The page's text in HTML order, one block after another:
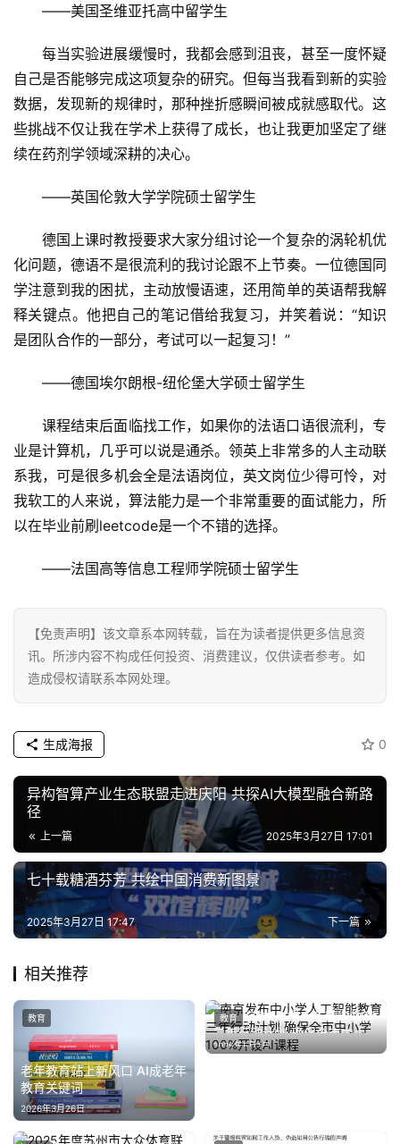
——美国圣维亚托高中留学生
每当实验进展缓慢时，我都会感到沮丧，甚至一度怀疑
自己是否能够完成这项复杂的研究。但每当我看到新的实验
数据，发现新的规律时，那种挫折感瞬间被成就感取代。这
些挑战不仅让我在学术上获得了成长，也让我更加坚定了继
续在药剂学领域深耕的决心。
——英国伦敦大学学院硕士留学生
德国上课时教授要求大家分组讨论一个复杂的涡轮机优
化问题，德语不是很流利的我讨论跟不上节奏。一位德国同
学注意到我的困扰，主动放慢语速，还用简单的英语帮我解
释关键点。他把自己的笔记借给我复习，并笑着说：“知识
是团队合作的一部分，考试可以一起复习 ！”
——德国埃尔朗根-纽伦堡大学硕士留学生
课程结束后面临找工作，如果你的法语口语很流利，专
业是计算机，几乎可以说是通杀。领英上非常多的人主动联
系我，可是很多机会全是法语岗位，英文岗位少得可怜，对
我软工的人来说，算法能力是一个非常重要的面试能力，所
以在毕业前刷leetcode是一个不错的选择。
——法国高等信息工程师学院硕士留学生
【免责声明】该文章系本网转载，旨在为读者提供更多信息资
讯。所涉内容不构成任何投资、消费建议，仅供读者参考。如
造成侵权请联系本网处理。
0
生成海报
异构智算产业生态联盟走进庆阳 共探AI大模型融合新路
径
上一篇 2025年3月27日 17:01
七十载糖酒芬芳 共绘中国消费新图景
下一篇
2025年3月27日 17:47
相关推荐
老年教育站上新风口 AI成老年
教育关键词
2026年3月26日
教育
南京发布中小学人工智能教育
三年行动计划 确保全市中小学
100%开设AI课程
2025年5月1日
教育